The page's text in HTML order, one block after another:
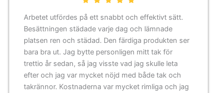
Arbetet utfördes på ett snabbt och effektivt sätt.
Besättningen städade varje dag och lämnade
platsen ren och städad. Den färdiga produkten ser
bara bra ut. Jag bytte personligen mitt tak för
trettio år sedan, så jag visste vad jag skulle leta
efter och jag var mycket nöjd med både tak och
takrännor. Kostnaderna var mycket rimliga och jag